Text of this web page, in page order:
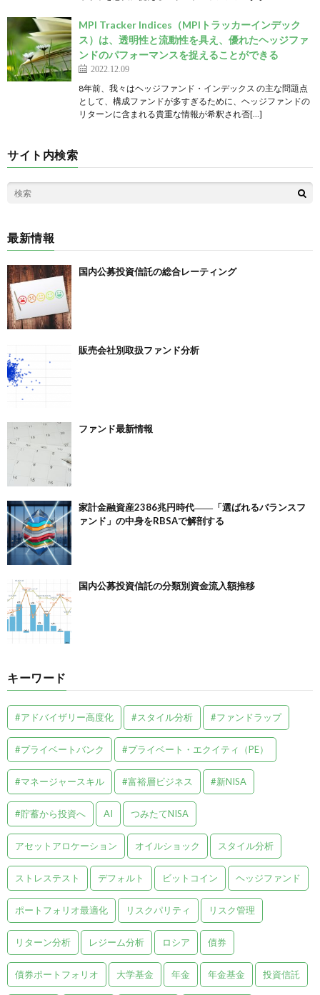
MPI Tracker Indices（MPIトラッカーインデック
ス）は、透明性と流動性を具え、優れたヘッジファ
ンドのパフォーマンスを捉えることができる
2022.12.09
8年前、我々はヘッジファンド・インデックス の主な問題点
として、構成ファンドが多すぎるために、ヘッジファンドの
リターンに含まれる貴重な情報が希釈され否[…]
サイト内検索
最新情報
国内公募投資信託の総合レーティング
販売会社別取扱ファンド分析
ファンド最新情報
家計金融資産2386兆円時代――「選ばれるバランスフ
ァンド」の中身をRBSAで解剖する
国内公募投資信託の分類別資金流入額推移
キーワード
#アドバイザリー高度化 #スタイル分析 #ファンドラップ
#プライベートバンク #プライベート・エクイティ（PE）
#マネージャースキル #富裕層ビジネス #新NISA
#貯蓄から投資へ AI つみたてNISA
アセットアロケーション オイルショック スタイル分析
ストレステスト デフォルト ビットコイン ヘッジファンド
ポートフォリオ最適化 リスクパリティ リスク管理
リターン分析 レジーム分析 ロシア 債券
債券ポートフォリオ 大学基金 年金 年金基金 投資信託